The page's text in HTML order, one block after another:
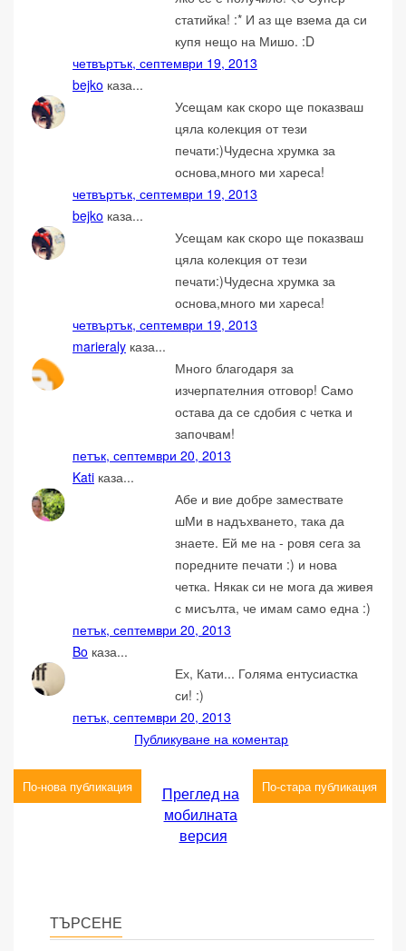
статийка! :* И аз ще взема да си
купя нещо на Мишо. :D
четвъртък, септември 19, 2013
bejko каза...
Усещам как скоро ще показваш
цяла колекция от тези
печати:)Чудесна хрумка за
основа,много ми хареса!
четвъртък, септември 19, 2013
bejko каза...
Усещам как скоро ще показваш
цяла колекция от тези
печати:)Чудесна хрумка за
основа,много ми хареса!
четвъртък, септември 19, 2013
marieraly каза...
Много благодаря за
изчерпателния отговор! Само
остава да се сдобия с четка и
започвам!
петък, септември 20, 2013
Kati каза...
Абе и вие добре замествате
шМи в надъхването, така да
знаете. Ей ме на - ровя сега за
поредните печати :) и нова
четка. Някак си не мога да живея
с мисълта, че имам само една :)
петък, септември 20, 2013
Bo каза...
Ех, Кати... Голяма ентусиастка
си! :)
петък, септември 20, 2013
Публикуване на коментар
По-нова публикация По-стара публикация
Преглед на
мобилната
версия
ТЪРСЕНЕ